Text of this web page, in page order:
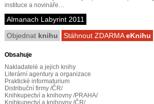
instituce a novináře…
Almanach Labyrint 2011
Objednat knihu Stáhnout ZDARMAeKnihu
Obsahuje
Nakladatelé a jejich knihy
Literární agentury a organizace
Praktické informaturium
Distribuční firmy /ČR/
Knihkupectví a knihovny /PRAHA/
Knihkupectví a knihovny /ČR/